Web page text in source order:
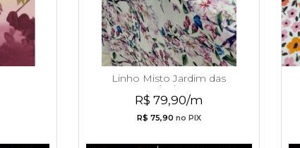
Linho Misto Jardim das
Borboletas
R$ 79,90/m
R$ 75,90 no PIX